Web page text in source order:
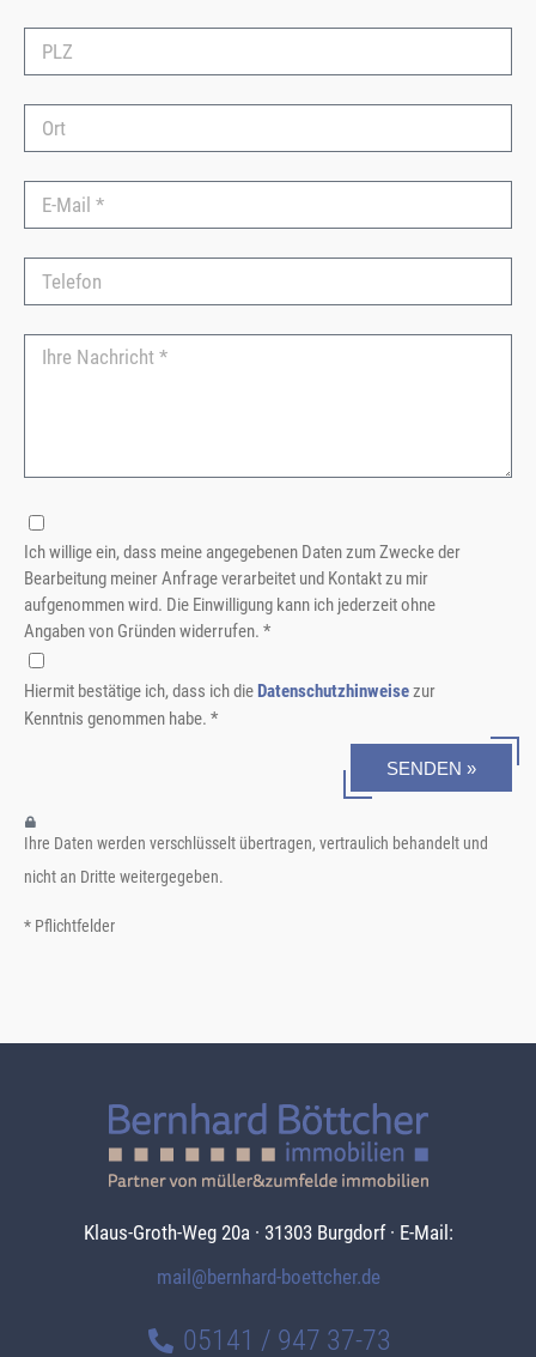
Klaus-Groth-Weg 20a · 31303 Burgdorf · E-Mail:
mail@bernhard-boettcher.de
05141 / 947 37-73
Ich willige ein, dass meine angegebenen Daten zum Zwecke der
Bearbeitung meiner Anfrage verarbeitet und Kontakt zu mir
aufgenommen wird. Die Einwilligung kann ich jederzeit ohne
Angaben von Gründen widerrufen. *
Hiermit bestätige ich, dass ich die Datenschutzhinweisezur
Kenntnis genommen habe. *
SENDEN »
Ihre Daten werden verschlüsselt übertragen, vertraulich behandelt und
nicht an Dritte weitergegeben.
* Pflichtfelder